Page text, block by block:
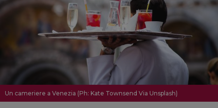
Un cameriere a Venezia (Ph: Kate Townsend Via Unsplash)